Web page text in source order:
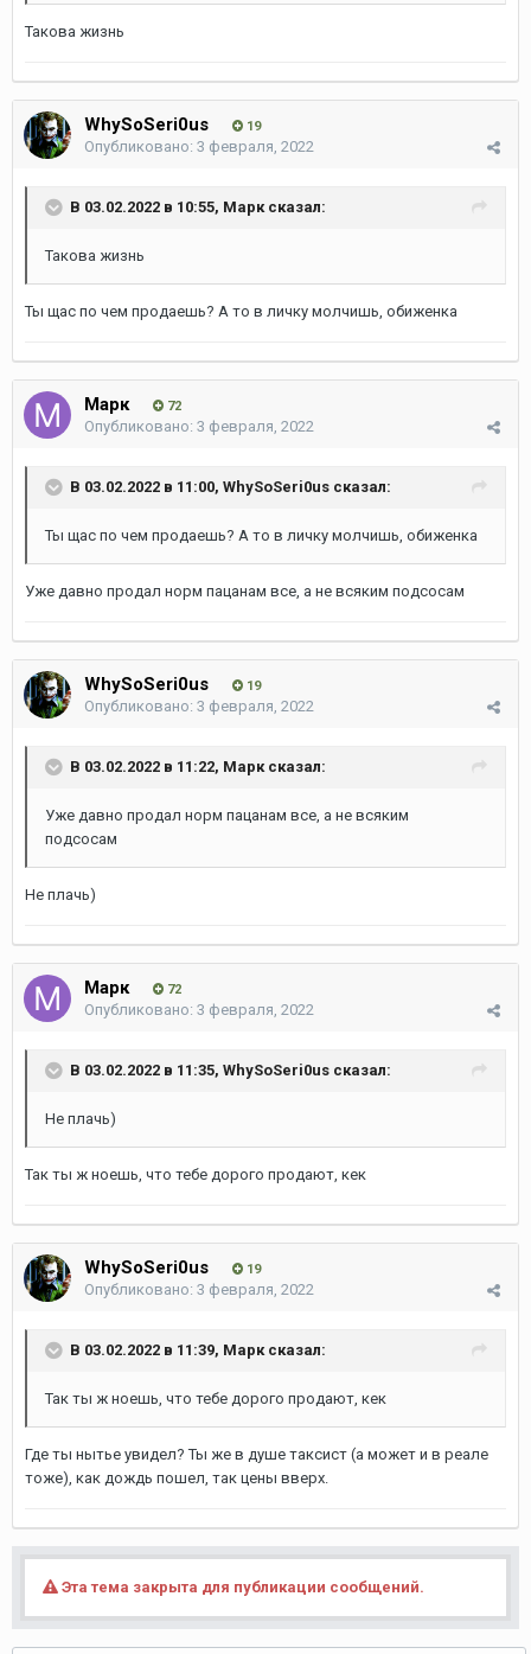
Такова жизнь
WhySoSeri0us 19
Опубликовано: 3 февраля, 2022
В 03.02.2022 в 10:55, Марк сказал:
Такова жизнь
Ты щас по чем продаешь? А то в личку молчишь, обиженка
Марк 72
Опубликовано: 3 февраля, 2022
В 03.02.2022 в 11:00, WhySoSeri0us сказал:
Ты щас по чем продаешь? А то в личку молчишь, обиженка
Уже давно продал норм пацанам все, а не всяким подсосам
WhySoSeri0us 19
Опубликовано: 3 февраля, 2022
В 03.02.2022 в 11:22, Марк сказал:
Уже давно продал норм пацанам все, а не всяким
подсосам
Не плачь)
Марк 72
Опубликовано: 3 февраля, 2022
В 03.02.2022 в 11:35, WhySoSeri0us сказал:
Не плачь)
Так ты ж ноешь, что тебе дорого продают, кек
WhySoSeri0us 19
Опубликовано: 3 февраля, 2022
В 03.02.2022 в 11:39, Марк сказал:
Так ты ж ноешь, что тебе дорого продают, кек
Где ты нытье увидел? Ты же в душе таксист (а может и в реале
тоже), как дождь пошел, так цены вверх.
Эта тема закрыта для публикации сообщений.